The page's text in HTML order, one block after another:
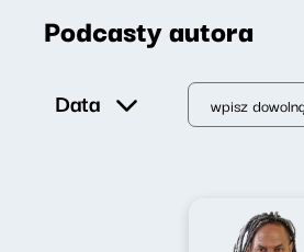
Podcasty autora
Data